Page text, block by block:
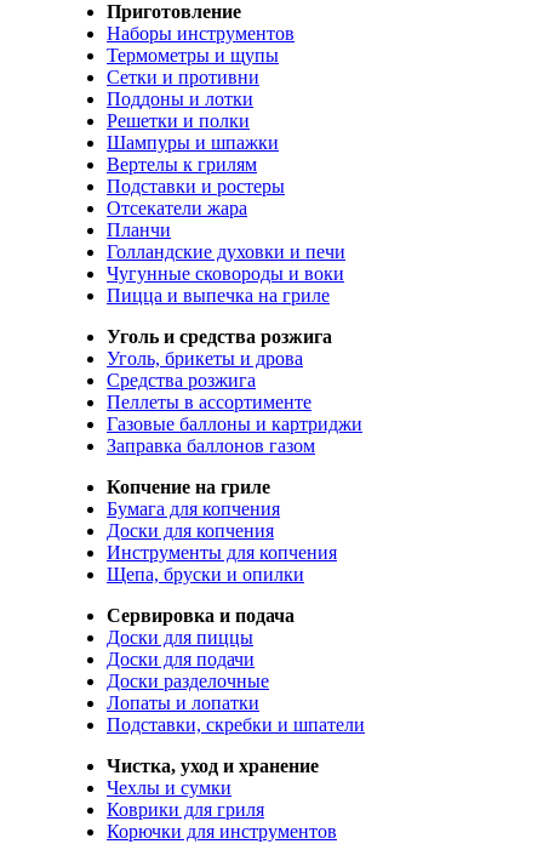
Приготовление
Наборы инструментов
Термометры и щупы
Сетки и противни
Поддоны и лотки
Решетки и полки
Шампуры и шпажки
Вертелы к грилям
Подставки и ростеры
Отсекатели жара
Планчи
Голландские духовки и печи
Чугунные сковороды и воки
Пицца и выпечка на гриле
Уголь и средства розжига
Уголь, брикеты и дрова
Средства розжига
Пеллеты в ассортименте
Газовые баллоны и картриджи
Заправка баллонов газом
Копчение на гриле
Бумага для копчения
Доски для копчения
Инструменты для копчения
Щепа, бруски и опилки
Сервировка и подача
Доски для пиццы
Доски для подачи
Доски разделочные
Лопаты и лопатки
Подставки, скребки и шпатели
Чистка, уход и хранение
Чехлы и сумки
Коврики для гриля
Корючки для инструментов